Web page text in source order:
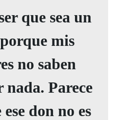
que sea un
mis
no saben
Parece
ese don no es